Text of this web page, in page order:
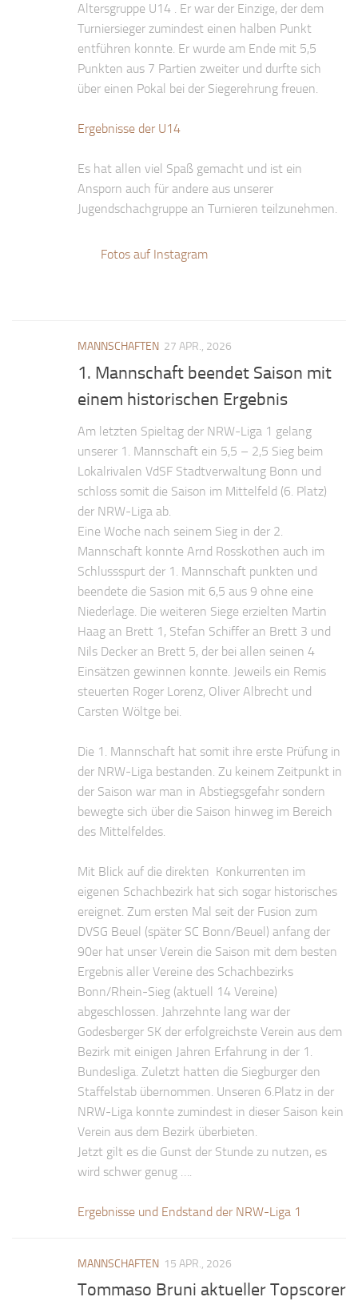
Altersgruppe U14 . Er war der Einzige, der dem
Turniersieger zumindest einen halben Punkt
entführen konnte. Er wurde am Ende mit 5,5
Punkten aus 7 Partien zweiter und durfte sich
über einen Pokal bei der Siegerehrung freuen.
Ergebnisse der U14
Es hat allen viel Spaß gemacht und ist ein
Ansporn auch für andere aus unserer
Jugendschachgruppe an Turnieren teilzunehmen.
Fotos auf Instagram
MANNSCHAFTEN 27 APR., 2026
1. Mannschaft beendet Saison mit
einem historischen Ergebnis
Am letzten Spieltag der NRW-Liga 1 gelang
unserer 1. Mannschaft ein 5,5 – 2,5 Sieg beim
Lokalrivalen VdSF Stadtverwaltung Bonn und
schloss somit die Saison im Mittelfeld (6. Platz)
der NRW-Liga ab.
Eine Woche nach seinem Sieg in der 2.
Mannschaft konnte Arnd Rosskothen auch im
Schlussspurt der 1. Mannschaft punkten und
beendete die Sasion mit 6,5 aus 9 ohne eine
Niederlage. Die weiteren Siege erzielten Martin
Haag an Brett 1, Stefan Schiffer an Brett 3 und
Nils Decker an Brett 5, der bei allen seinen 4
Einsätzen gewinnen konnte. Jeweils ein Remis
steuerten Roger Lorenz, Oliver Albrecht und
Carsten Wöltge bei.
Die 1. Mannschaft hat somit ihre erste Prüfung in
der NRW-Liga bestanden. Zu keinem Zeitpunkt in
der Saison war man in Abstiegsgefahr sondern
bewegte sich über die Saison hinweg im Bereich
des Mittelfeldes.
Mit Blick auf die direkten Konkurrenten im
eigenen Schachbezirk hat sich sogar historisches
ereignet. Zum ersten Mal seit der Fusion zum
DVSG Beuel (später SC Bonn/Beuel) anfang der
90er hat unser Verein die Saison mit dem besten
Ergebnis aller Vereine des Schachbezirks
Bonn/Rhein-Sieg (aktuell 14 Vereine)
abgeschlossen. Jahrzehnte lang war der
Godesberger SK der erfolgreichste Verein aus dem
Bezirk mit einigen Jahren Erfahrung in der 1.
Bundesliga. Zuletzt hatten die Siegburger den
Staffelstab übernommen. Unseren 6.Platz in der
NRW-Liga konnte zumindest in dieser Saison kein
Verein aus dem Bezirk überbieten.
Jetzt gilt es die Gunst der Stunde zu nutzen, es
wird schwer genug ….
Ergebnisse und Endstand der NRW-Liga 1
MANNSCHAFTEN 15 APR., 2026
Tommaso Bruni aktueller Topscorer